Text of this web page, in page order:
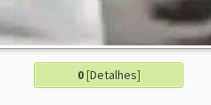
0[Detalhes]